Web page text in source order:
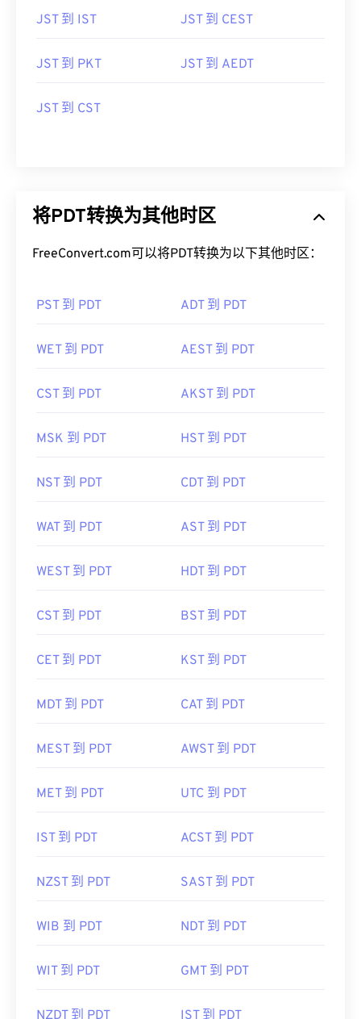
JST 到 IST JST 到 CEST
JST 到 PKT JST 到 AEDT
JST 到 CST
将PDT转换为其他时区
FreeConvert.com可以将PDT转换为以下其他时区：
PST 到 PDT ADT 到 PDT
WET 到 PDT AEST 到 PDT
CST 到 PDT AKST 到 PDT
MSK 到 PDT HST 到 PDT
NST 到 PDT CDT 到 PDT
WAT 到 PDT AST 到 PDT
WEST 到 PDT HDT 到 PDT
CST 到 PDT BST 到 PDT
CET 到 PDT KST 到 PDT
MDT 到 PDT CAT 到 PDT
MEST 到 PDT AWST 到 PDT
MET 到 PDT UTC 到 PDT
IST 到 PDT ACST 到 PDT
NZST 到 PDT SAST 到 PDT
WIB 到 PDT NDT 到 PDT
WIT 到 PDT GMT 到 PDT
NZDT 到 PDT IST 到 PDT